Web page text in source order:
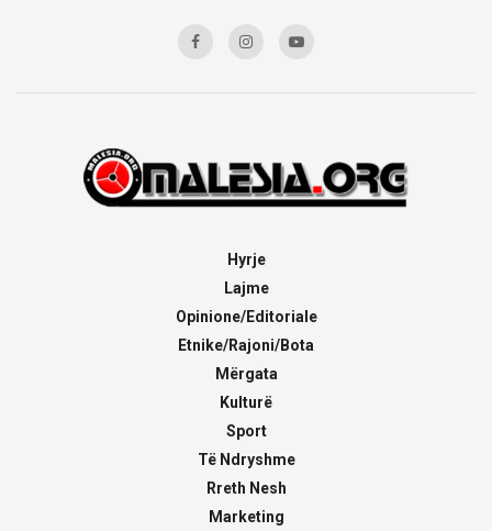
Hyrje
Lajme
Opinione/Editoriale
Etnike/Rajoni/Bota
Mërgata
Kulturë
Sport
Të Ndryshme
Rreth Nesh
Marketing